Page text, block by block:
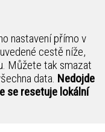
nastavení přímo v
cestě níže,
Můžete tak smazat
data. Nedojde
se resetuje lokální